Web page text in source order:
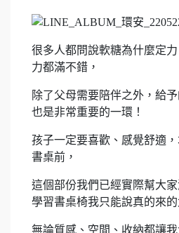
很多人都問說軟糖為什麼定
力都滿不錯，
除了父母需要陪伴之外，給
也是非常重要的一環！
孩子一定要喜歡、感覺舒適
書桌前，
這個部份我們已經實際幫大
學習書桌椅我只能說真的來的
無論質感、空間、收納都讓